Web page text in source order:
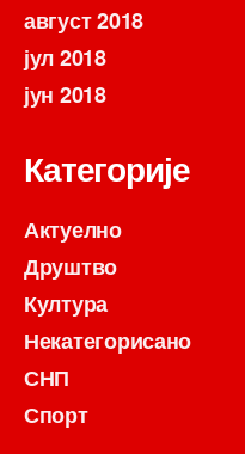
август 2018
јул 2018
јун 2018
Категорије
Актуелно
Друштво
Култура
Некатегорисано
СНП
Спорт